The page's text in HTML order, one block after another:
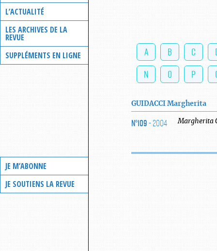
L’ACTUALITÉ
LES ARCHIVES DE LA
REVUE
SUPPLÉMENTS EN LIGNE
JE M’ABONNE
JE SOUTIENS LA REVUE
A B C
N
O P
GUIDACCI Margherita
N°109- 2004 Margherita